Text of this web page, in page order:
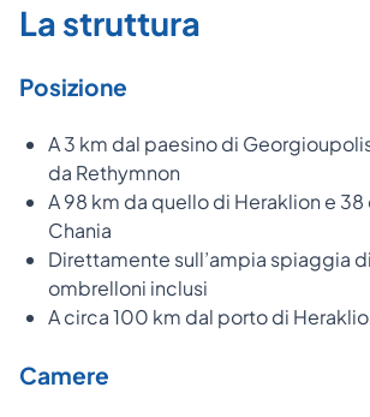
La struttura
Posizione
A 3 km dal paesino di
da Rethymnon
A 98 km da quello di Heraklion e
Chania
Direttamente sull’ampia spiaggia
ombrelloni inclusi
A circa 100 km dal porto di
Camere